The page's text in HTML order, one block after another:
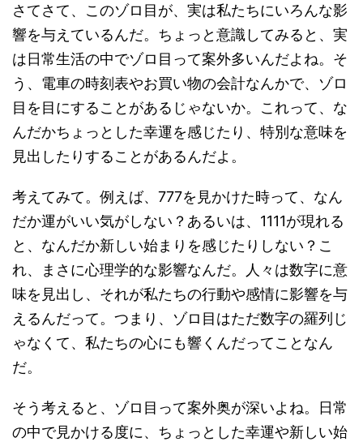
さてさて、このゾロ目が、実は私たちにいろんな影
響を与えているんだ。ちょっと意識してみると、実
は日常生活の中でゾロ目って案外多いんだよね。そ
う、電車の時刻表やお買い物の会計なんかで、ゾロ
目を目にすることがあるじゃないか。これって、な
んだかちょっとした幸運を感じたり、特別な意味を
見出したりすることがあるんだよ。
考えてみて。例えば、777を見かけた時って、なん
だか運がいい気がしない？あるいは、1111が現れる
と、なんだか新しい始まりを感じたりしない？こ
れ、まさに心理学的な影響なんだ。人々は数字に意
味を見出し、それが私たちの行動や感情に影響を与
えるんだって。つまり、ゾロ目はただ数字の羅列じ
ゃなくて、私たちの心にも響くんだってことなん
だ。
そう考えると、ゾロ目って案外奥が深いよね。日常
の中で見かける度に、ちょっとした幸運や新しい始